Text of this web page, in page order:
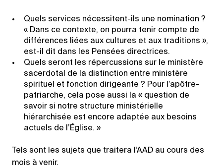
Quels services nécessitent-ils une nomination ?
« Dans ce contexte, on pourra tenir compte de
différences liées aux cultures et aux traditions »,
est-il dit dans les Pensées directrices.
Quels seront les répercussions sur le ministère
sacerdotal de la distinction entre ministère
spirituel et fonction dirigeante ? Pour l’apôtre-
patriarche, cela pose aussi la « question de
savoir si notre structure ministérielle
hiérarchisée est encore adaptée aux besoins
actuels de l’Église. »
Tels sont les sujets que traitera l’AAD au cours des
mois à venir.